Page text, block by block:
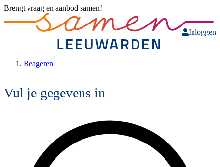
Brengt vraag en aanbod samen!
Inloggen
Reageren
Vul je gegevens in